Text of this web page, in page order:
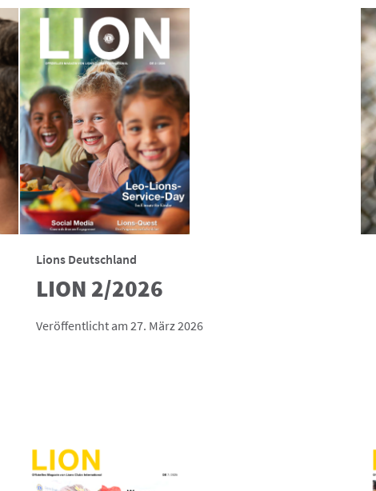
Lions Deutschland
LION 2/2026
Veröffentlicht am 27. März 2026